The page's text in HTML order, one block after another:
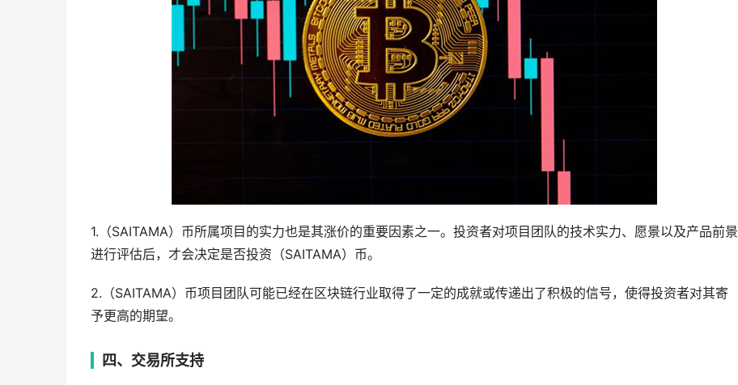
1.（SAITAMA）币所属项目的实力也是其涨价的重要因素之一。投资者对项目团队的技术实力、愿景以及产品前景
进行评估后，才会决定是否投资（SAITAMA）币。
2.（SAITAMA）币项目团队可能已经在区块链行业取得了一定的成就或传递出了积极的信号，使得投资者对其寄
予更高的期望。
四、交易所支持